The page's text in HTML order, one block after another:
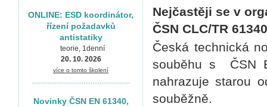
Nejčastěji se v
ČSN CLC/TR
Česká technická
souběhu s ČSN
nahrazuje starou
souběžně.
ONLINE: ESD koordinátor,
řízení požadavků
antistatiky
teorie, 1denní
20. 10. 2026
více o tomto školení
.......................................................
Novinky ČSN EN 61340,